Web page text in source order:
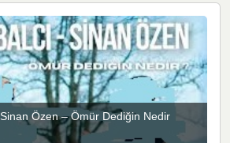
Özen – Ömür Dediğin Nedir